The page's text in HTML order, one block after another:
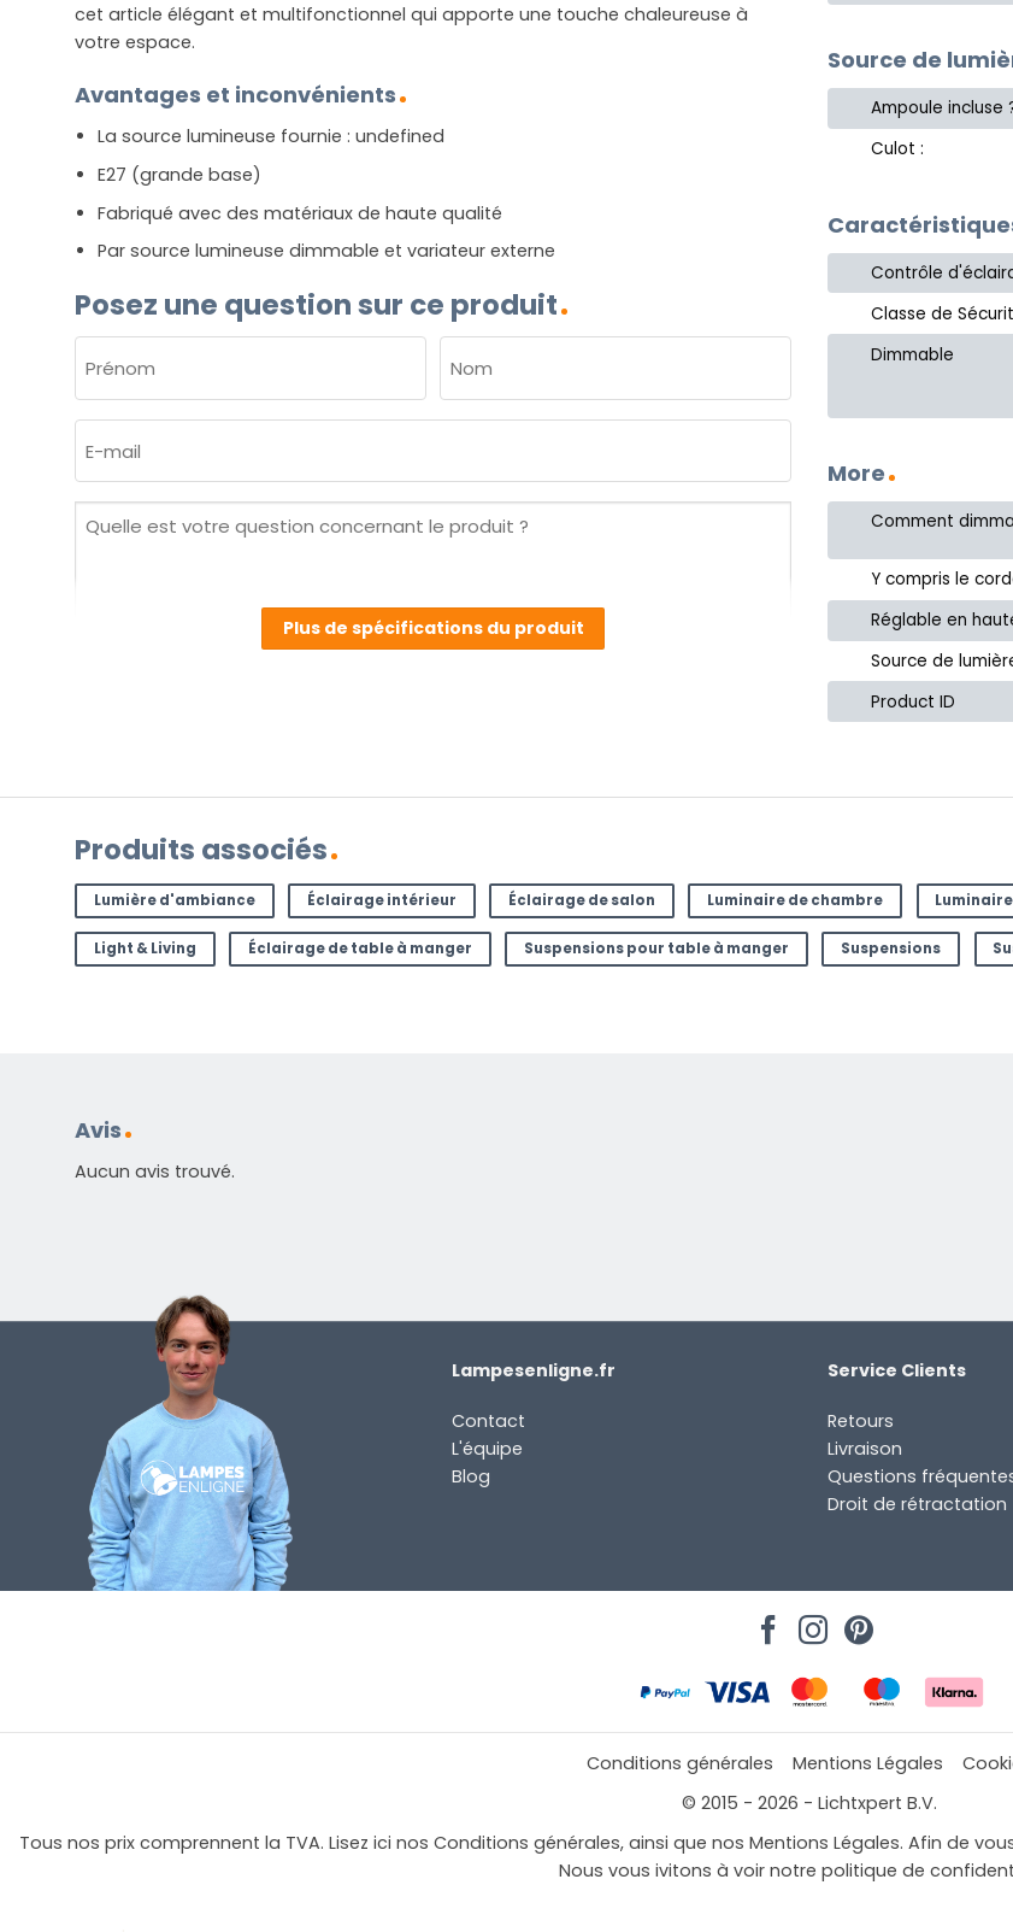
cet article élégant et multifonctionnel qui apporte une touche chaleureuse à
votre espace.
Avantages et inconvénients
La source lumineuse fournie : undefined
E27 (grande base)
Fabriqué avec des matériaux de haute qualité
Par source lumineuse dimmable et variateur externe
Posez une question sur ce produit
(NÉCESSAIRE)
Prénom Nom
mail
Quelle
Plus de spécifications du produit
Source de
Ampoule incluse
Culot :
Contrôle
Classe de
Dimmable
More
Comment
Y compris le
Réglable en
Source de
Product ID
Produits associés
Lumière d'ambiance Éclairage intérieur Éclairage de salon Luminaire de chambre
Light & Living Éclairage de table à manger Suspensions pour table à manger Suspensions
Avis
Aucun avis trouvé.
Lampesenligne.fr
Contact
L'équipe
Blog
Service Clients
Retours
Livraison
Questions
Droit de rétractation
Conditions générales Mentions Légales
© 2015 - 2026 - Lichtxpert B.V.
Tous nos prix comprennent la TVA. Lisez ici nos Conditions générales, ainsi que nos Mentions Légales. Afin de
Nous vous ivitons à voir notre politique de